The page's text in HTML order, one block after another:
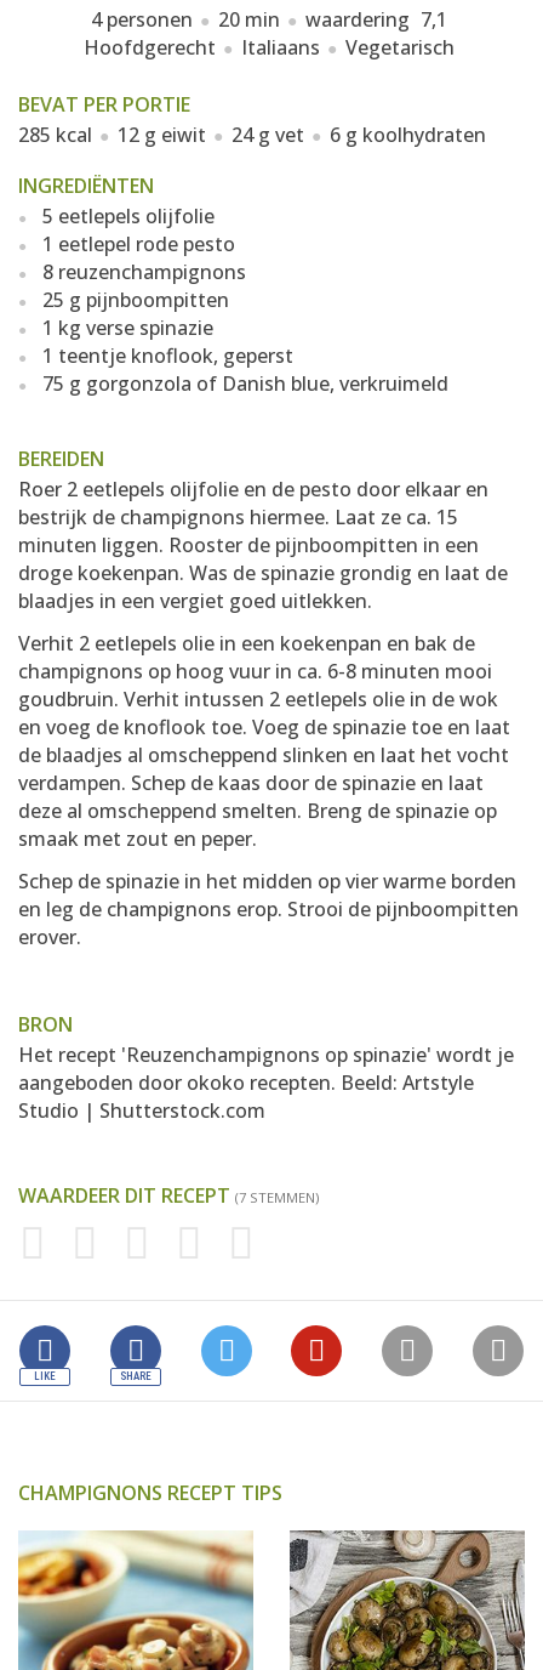
4 personen 20 min waardering 7,1
Hoofdgerecht
Italiaans Vegetarisch
BEVAT PER PORTIE
285 kcal
12 g eiwit 24 g vet
6 g koolhydraten
INGREDIËNTEN
5 eetlepels olijfolie
1 eetlepel rode pesto
8 reuzenchampignons
25 g pijnboompitten
1 kg verse spinazie
1 teentje knoflook, geperst
75 g gorgonzola of Danish blue, verkruimeld
BEREIDEN
Roer 2 eetlepels olijfolie en de pesto door elkaar en
bestrijk de champignons hiermee. Laat ze ca. 15
minuten liggen. Rooster de pijnboompitten in een
droge koekenpan. Was de spinazie grondig en laat de
blaadjes in een vergiet goed uitlekken.
Verhit 2 eetlepels olie in een koekenpan en bak de
champignons op hoog vuur in ca. 6-8 minuten mooi
goudbruin. Verhit intussen 2 eetlepels olie in de wok
en voeg de knoflook toe. Voeg de spinazie toe en laat
de blaadjes al omscheppend slinken en laat het vocht
verdampen. Schep de kaas door de spinazie en laat
deze al omscheppend smelten. Breng de spinazie op
smaak met zout en peper.
Schep de spinazie in het midden op vier warme borden
en leg de champignons erop. Strooi de pijnboompitten
erover.
BRON
Het recept 'Reuzenchampignons op spinazie' wordt je
aangeboden door okoko recepten. Beeld: Artstyle
Studio | Shutterstock.com
WAARDEER DIT RECEPT (7 STEMMEN)
CHAMPIGNONS RECEPT TIPS